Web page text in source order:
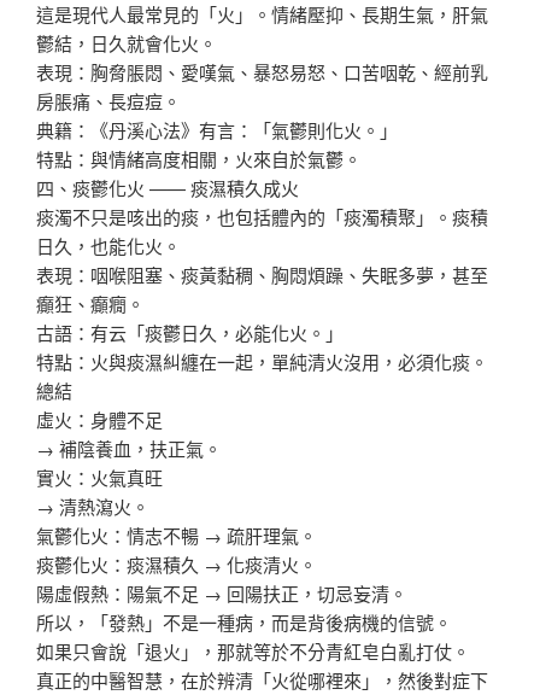
這是現代人最常見的「火」。情緒壓抑、長期生氣，肝氣
鬱結，日久就會化火。
表現：胸脅脹悶、愛嘆氣、暴怒易怒、口苦咽乾、經前乳
房脹痛、長痘痘。
典籍：《丹溪心法》有言：「氣鬱則化火。」
特點：與情緒高度相關，火來自於氣鬱。
四、痰鬱化火 —— 痰濕積久成火
痰濁不只是咳出的痰，也包括體內的「痰濁積聚」。痰積
日久，也能化火。
表現：咽喉阻塞、痰黃黏稠、胸悶煩躁、失眠多夢，甚至
癲狂、癲癇。
古語：有云「痰鬱日久，必能化火。」
特點：火與痰濕糾纏在一起，單純清火沒用，必須化痰。
總結
虛火：身體不足
→ 補陰養血，扶正氣。
實火：火氣真旺
→ 清熱瀉火。
氣鬱化火：情志不暢 → 疏肝理氣。
痰鬱化火：痰濕積久 → 化痰清火。
陽虛假熱：陽氣不足 → 回陽扶正，切忌妄清。
所以，「發熱」不是一種病，而是背後病機的信號。
如果只會說「退火」，那就等於不分青紅皂白亂打仗。
真正的中醫智慧，在於辨清「火從哪裡來」，然後對症下